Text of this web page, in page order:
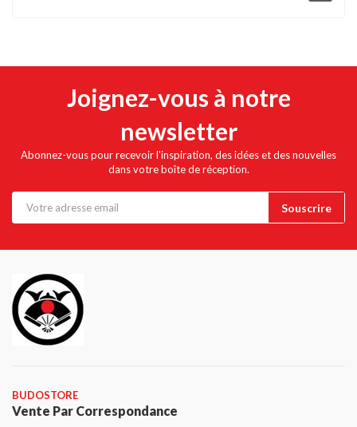
Joignez-vous à notre
newsletter
Abonnez-vous pour recevoir l'inspiration, des idées et des nouvelles
dans votre boîte de réception.
BUDOSTORE
Vente Par Correspondance